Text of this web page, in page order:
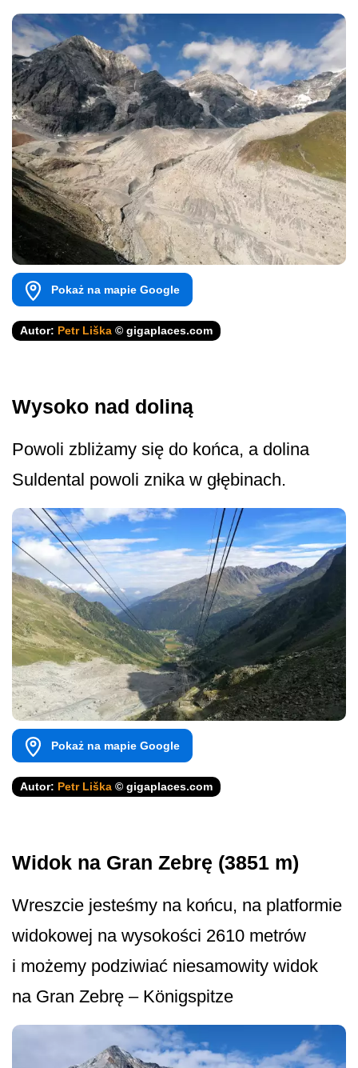
Pokaż na mapie Google
Autor: Petr Liška © gigaplaces.com
Wysoko nad doliną
Powoli zbliżamy się do końca, a dolina
Suldental powoli znika w głębinach.
Pokaż na mapie Google
Autor: Petr Liška © gigaplaces.com
Widok na Gran Zebrę (3851 m)
Wreszcie jesteśmy na końcu, na platformie
widokowej na wysokości 2610 metrów
i możemy podziwiać niesamowity widok
na Gran Zebrę – Königspitze